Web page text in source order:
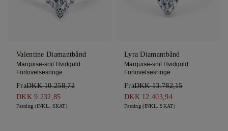
Valentine Diamantbånd
Marquise-snit Hvidguld
Forlovelsesringe
FraDKK 10.258,72
DKK 9.232,85
Fatning (INKL. SKAT)
Lyra Diamantbånd
Marquise-snit Hvidguld
Forlovelsesringe
FraDKK 13.782,15
DKK 12.403,94
Fatning (INKL. SKAT)